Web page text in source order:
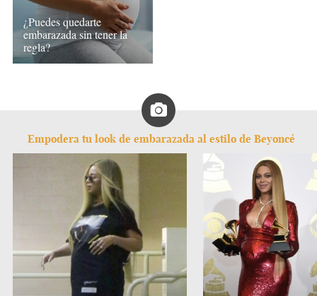
¿Puedes quedarte
embarazada sin tener la
regla?
Empodera tu look de embarazada al estilo de Beyoncé